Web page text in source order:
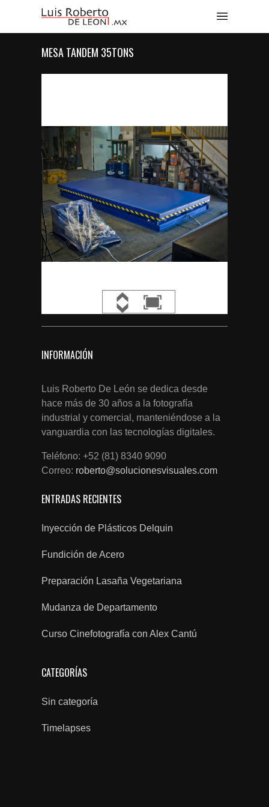
MESA TANDEM 35TONS
INFORMACIÓN
Luis Roberto De León se dedica desde
hace más de 30 años a la fotografía
industrial y comercial, manteniéndose a la
vanguardia con las tecnologías digitales.
Teléfono: +52 (81) 8340 9090
Correo: roberto@solucionesvisuales.com
ENTRADAS RECIENTES
Inyección de Plásticos Delquin
Fundición de Acero
Preparación Lasaña Vegetariana
Mudanza de Departamento
Curso Cinefotografía con Alex Cantú
CATEGORÍAS
Sin categoría
Timelapses